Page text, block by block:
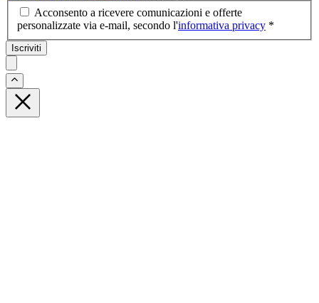
Acconsento a ricevere comunicazioni e offerte
personalizzate via e-mail, secondo l'informativa privacy *
Iscriviti